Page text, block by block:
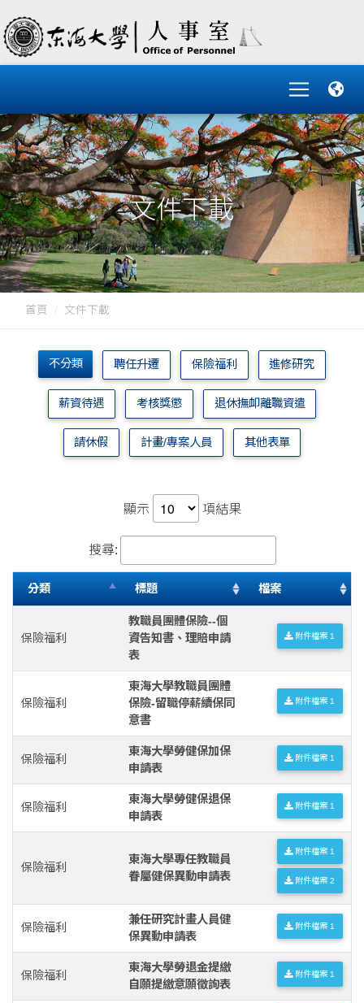
文件下載
首頁 文件下載
不分類 聘任升遷 保險福利 進修研究
薪資待遇 考核獎懲 退休撫卹離職資遣
請休假 計畫/專案人員 其他表單
顯示 項結果
搜尋:
分類 標題 檔案
保險福利
教職員團體保險--個
資告知書、理賠申請
表
附件檔案 1
保險福利
東海大學教職員團體
保險-留職停薪續保同
意書
附件檔案 1
保險福利
東海大學勞健保加保
申請表
附件檔案 1
保險福利
東海大學勞健保退保
申請表
附件檔案 1
保險福利
東海大學專任教職員
眷屬健保異動申請表
附件檔案 1
附件檔案 2
保險福利
兼任研究計畫人員健
保異動申請表
附件檔案 1
保險福利
東海大學勞退金提繳
自願提繳意願徵詢表
附件檔案 1